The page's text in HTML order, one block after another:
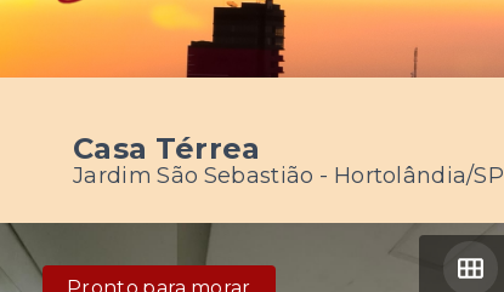
Casa Térrea
Jardim São Sebastião - Hortolândia/SP